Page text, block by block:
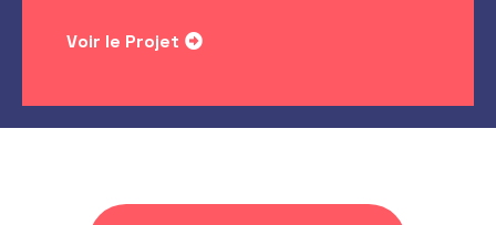
Voir le Projet